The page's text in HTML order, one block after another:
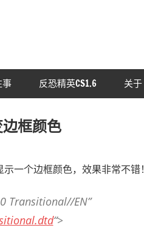
事 反恐精英CS1.6 关于
框颜色
一个边框颜色，效果非常不错！
Transitional//EN”
“>